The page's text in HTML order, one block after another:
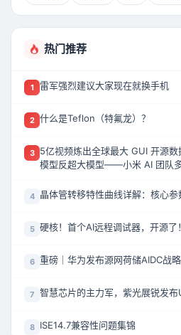
热门推荐
1 雷军强烈建议大家现在就换手机
2 什么是Teflon（特氟龙）？
3
5亿视频炼出全球最大 GUI 开源
模型反超大模型——小米 AI 团队
4 晶体管转移特性曲线详解：核心参
5 硬核！首个AI远程调试器，开源了
6 重磅｜华为发布源网荷储AIDC战
7 智慧芯片的主力军，紫光展锐发
8 ISE14.7兼容性问题集锦